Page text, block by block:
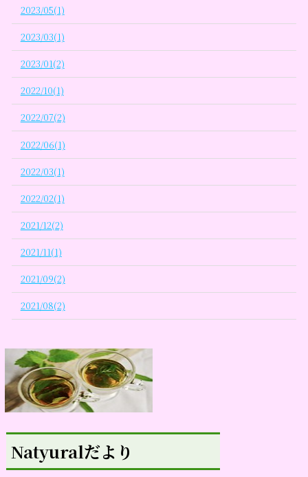
2023/05(1)
2023/03(1)
2023/01(2)
2022/10(1)
2022/07(2)
2022/06(1)
2022/03(1)
2022/02(1)
2021/12(2)
2021/11(1)
2021/09(2)
2021/08(2)
Natyuralだより